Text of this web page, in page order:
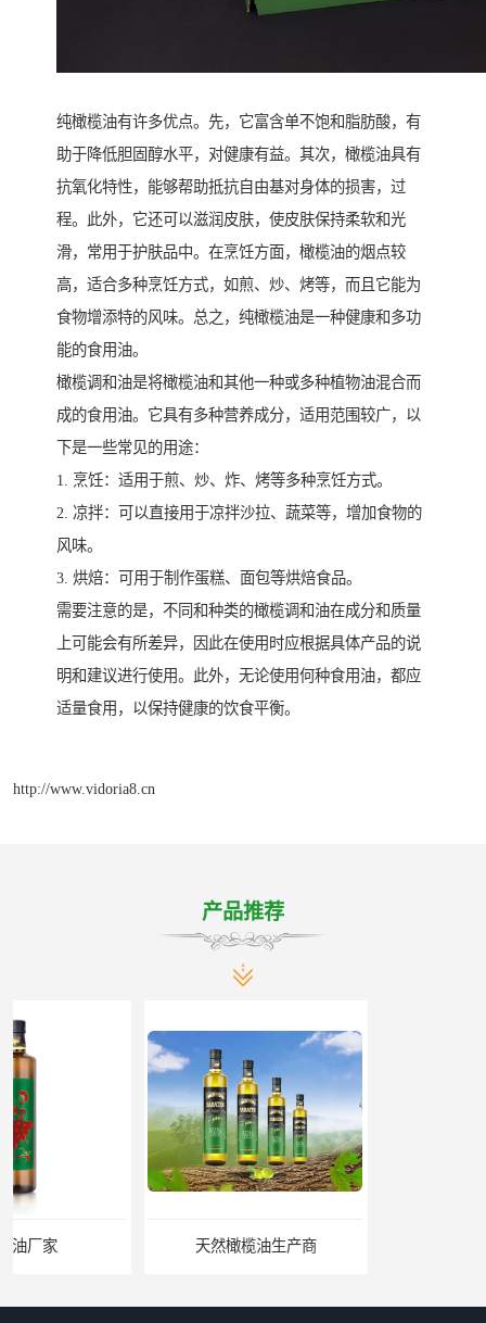
纯橄榄油有许多优点。先，它富含单不饱和脂肪酸，有
助于降低胆固醇水平，对健康有益。其次，橄榄油具有
抗氧化特性，能够帮助抵抗自由基对身体的损害，过
程。此外，它还可以滋润皮肤，使皮肤保持柔软和光
滑，常用于护肤品中。在烹饪方面，橄榄油的烟点较
高，适合多种烹饪方式，如煎、炒、烤等，而且它能为
食物增添特的风味。总之，纯橄榄油是一种健康和多功
能的食用油。
橄榄调和油是将橄榄油和其他一种或多种植物油混合而
成的食用油。它具有多种营养成分，适用范围较广，以
下是一些常见的用途：
1. 烹饪：适用于煎、炒、炸、烤等多种烹饪方式。
2. 凉拌：可以直接用于凉拌沙拉、蔬菜等，增加食物的
风味。
3. 烘焙：可用于制作蛋糕、面包等烘焙食品。
需要注意的是，不同和种类的橄榄调和油在成分和质量
上可能会有所差异，因此在使用时应根据具体产品的说
明和建议进行使用。此外，无论使用何种食用油，都应
适量食用，以保持健康的饮食平衡。
http://www.vidoria8.cn
产品推荐